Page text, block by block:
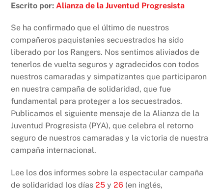
c
e
b
o
o
k
at
s
A
p
p
nt p
y
Li
n
k
Escrito por: Alianza de la Juventud Progresista
Se ha confirmado que el último de nuestros
compañeros paquistaníes secuestrados ha sido
liberado por los Rangers. Nos sentimos aliviados de
tenerlos de vuelta seguros y agradecidos con todos
nuestros camaradas y simpatizantes que participaron
en nuestra campaña de solidaridad, que fue
fundamental para proteger a los secuestrados.
Publicamos el siguiente mensaje de la Alianza de la
Juventud Progresista (PYA), que celebra el retorno
seguro de nuestros camaradas y la victoria de nuestra
campaña internacional.
Lee los dos informes sobre la espectacular campaña
de solidaridad los días25 y26 (en inglés,